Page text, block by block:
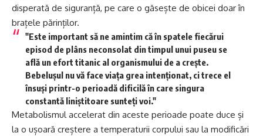
disperată de siguranță, pe care o găsește de obicei doar în
brațele părinților.
"Este important să ne amintim că în spatele fiecărui
episod de plâns neconsolat din timpul unui puseu se
află un efort titanic al organismului de a crește.
Bebelușul nu vă face viața grea intenționat, ci trece el
însuși printr-o perioadă dificilă în care singura
constantă liniștitoare sunteți voi."
Metabolismul accelerat din aceste perioade poate duce și
la o ușoară creștere a temperaturii corpului sau la modificări